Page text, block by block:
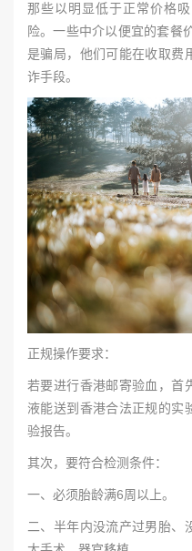
那些以明显低于正常价格
险。一些中介以便宜的套餐
是骗局，他们可能在收取费
诈手段。
正规操作要求：
若要进行香港邮寄验血，首
液能送到香港合法正规的实
验报告。
其次，要符合检测条件：
一、必须胎龄满6周以上。
二、半年内没流产过男胎、